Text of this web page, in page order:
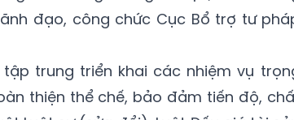
đạo, công chức Cục Bổ trợ tư
trung triển khai các nhiệm vụ
thiện thể chế, bảo đảm tiến độ,